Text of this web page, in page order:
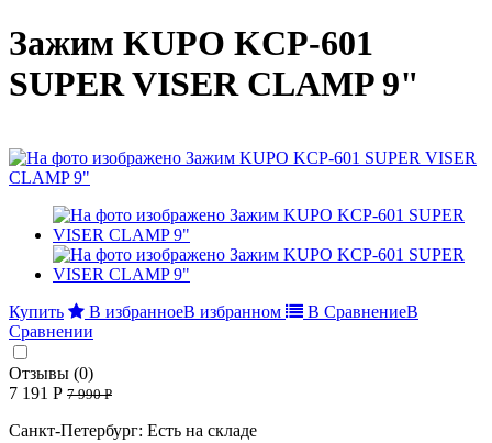
Зажим KUPO KCP-601
SUPER VISER CLAMP 9"
Купить В избранноеВ избранном В СравнениеВ
Сравнении
Отзывы (0)
7 191 Р 7 990 Р
Санкт-Петербург: Есть на складе